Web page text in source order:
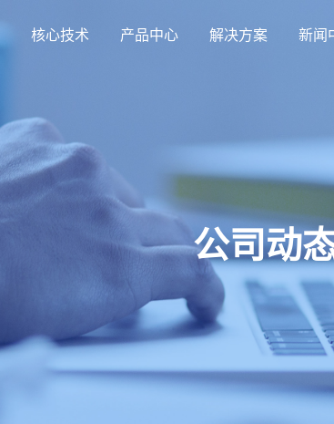
核心技术 产品中心 解决方案 新闻
公司动